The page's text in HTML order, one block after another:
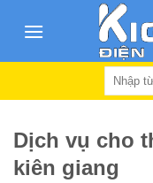
Search
Dịch vụ cho
kiên giang